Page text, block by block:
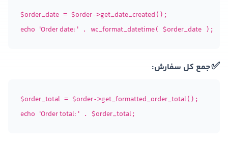
$order_date = $order->get_date_created
echo 'Order date: ' . wc_format_datetime( $order_date
✅جمع کل سفارش:
$order_total = $order->get_formatted_order_total
echo 'Order total: ' . $order_total